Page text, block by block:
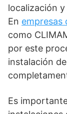
localización
En empresas
como
por este
instalación
Es